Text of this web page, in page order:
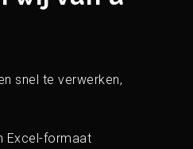
snel te verwerken,
Excel-formaat